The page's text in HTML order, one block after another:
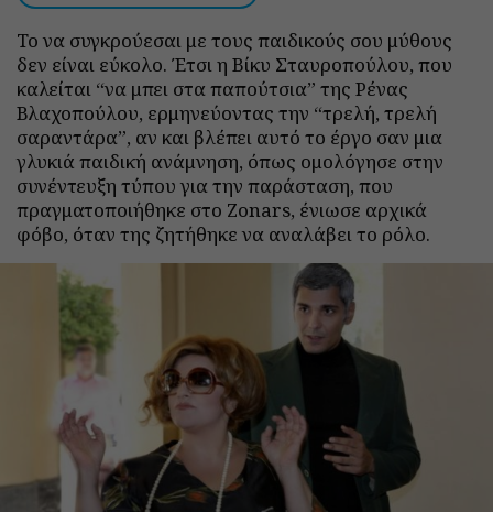
Το να συγκρούεσαι με τους παιδικούς σου μύθους
δεν είναι εύκολο. Έτσι η Βίκυ Σταυροπούλου, που
καλείται “να μπει στα παπούτσια” της Ρένας
Βλαχοπούλου, ερμηνεύοντας την “τρελή, τρελή
σαραντάρα”, αν και βλέπει αυτό το έργο σαν μια
γλυκιά παιδική ανάμνηση, όπως ομολόγησε στην
συνέντευξη τύπου για την παράσταση, που
πραγματοποιήθηκε στο Zonars, ένιωσε αρχικά
φόβο, όταν της ζητήθηκε να αναλάβει το ρόλο.